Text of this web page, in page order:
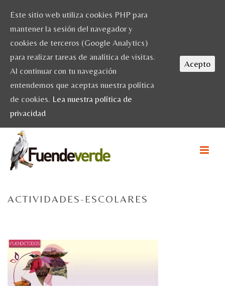
ACTIVIDADES-ESCOLARES
Este sitio web utiliza cookies PHP para
mantener la sesión del navegador y
cookies de terceros (Google Analytics)
para realizar tareas de analítica de visitas.
Al continuar con tu navegación
entendemos que aceptas nuestra política
de cookies. Lea nuestra política de
privacidad
Acepto